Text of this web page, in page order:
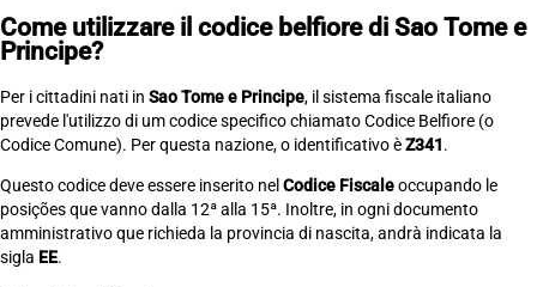
Come utilizzare il codice belfiore di Sao Tome e
Principe?
Per i cittadini nati in Sao Tome e Principe, il sistema fiscale italiano
prevede l'utilizzo di um codice specifico chiamato Codice Belfiore (o
Codice Comune). Per questa nazione, o identificativo èZ341.
Questo codice deve essere inserito nel Codice Fiscaleoccupando le
posições que vanno dalla 12ª alla 15ª. Inoltre, in ogni documento
amministrativo que richieda la provincia di nascita, andrà indicata la
sigla EE.